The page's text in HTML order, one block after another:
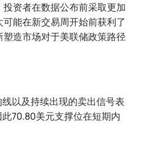
资者在数据公布前采取更加
能在新交易周开始前获利了
造市场对于美联储政策路径
以及持续出现的卖出信号表
70.80美元支撑位在短期内